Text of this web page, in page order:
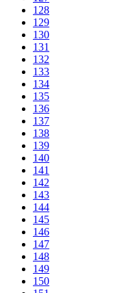
128
129
130
131
132
133
134
135
136
137
138
139
140
141
142
143
144
145
146
147
148
149
150